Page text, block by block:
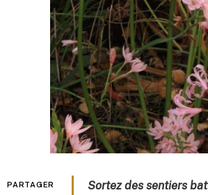
PARTAGER Sortez des sentiers